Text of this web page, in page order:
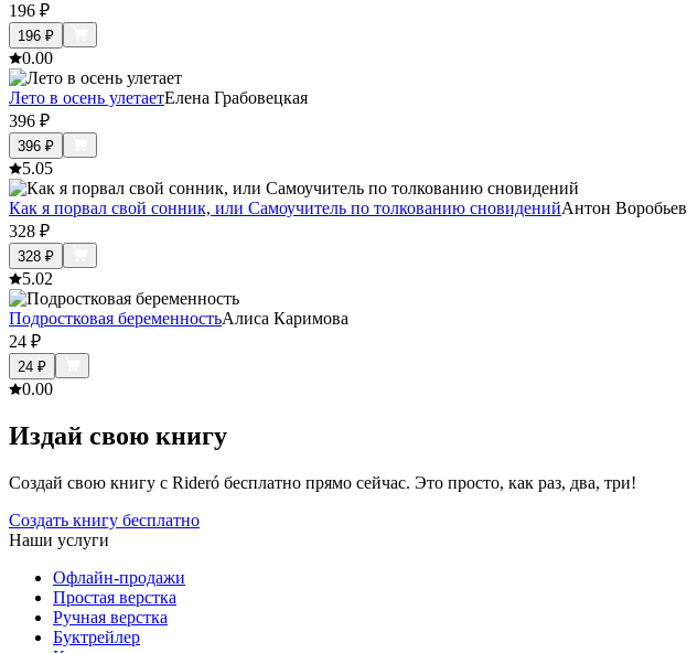
196 ₽
196 ₽
0.00
Лето в осень улетаетЕлена Грабовецкая
396 ₽
396 ₽
5.05
Как я порвал свой сонник, или Самоучитель по толкованию сновиденийАнтон Воробьев
328 ₽
328 ₽
5.02
Подростковая беременностьАлиса Каримова
24 ₽
24 ₽
0.00
Издай свою книгу
Создай свою книгу с Rideró бесплатно прямо сейчас. Это просто, как раз, два, три!
Создать книгу бесплатно
Наши услуги
Офлайн-продажи
Простая верстка
Ручная верстка
Буктрейлер